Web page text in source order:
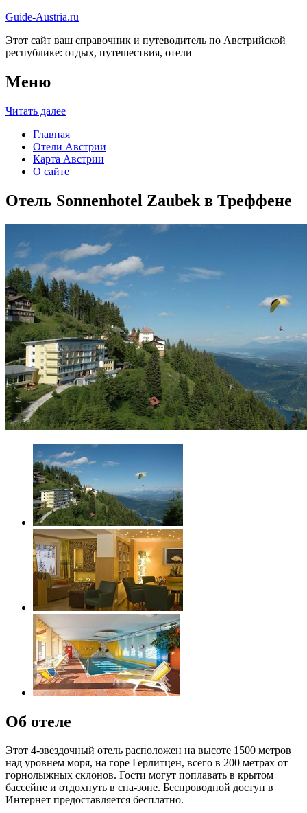
Guide-Austria.ru
Этот сайт ваш справочник и путеводитель по Австрийской
республике: отдых, путешествия, отели
Меню
Читать далее
Главная
Отели Австрии
Карта Австрии
О сайте
Отель Sonnenhotel Zaubek в Треффене
Об отеле
Этот 4-звездочный отель расположен на высоте 1500 метров
над уровнем моря, на горе Герлитцен, всего в 200 метрах от
горнолыжных склонов. Гости могут поплавать в крытом
бассейне и отдохнуть в спа-зоне. Беспроводной доступ в
Интернет предоставляется бесплатно.